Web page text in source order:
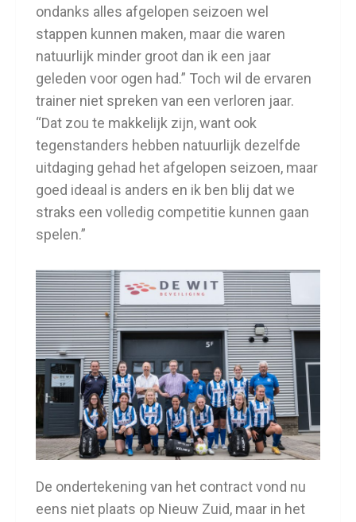
ondanks alles afgelopen seizoen wel
stappen kunnen maken, maar die waren
natuurlijk minder groot dan ik een jaar
geleden voor ogen had.” Toch wil de ervaren
trainer niet spreken van een verloren jaar.
“Dat zou te makkelijk zijn, want ook
tegenstanders hebben natuurlijk dezelfde
uitdaging gehad het afgelopen seizoen, maar
goed ideaal is anders en ik ben blij dat we
straks een volledig competitie kunnen gaan
spelen.”
De ondertekening van het contract vond nu
eens niet plaats op Nieuw Zuid, maar in het